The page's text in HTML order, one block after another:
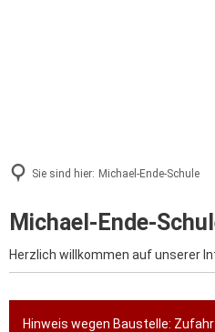
Sie sind hier: Michael-Ende-Schule
Michael-Ende-
Herzlich willkommen auf unserer
Hinweis wegen Baustelle: